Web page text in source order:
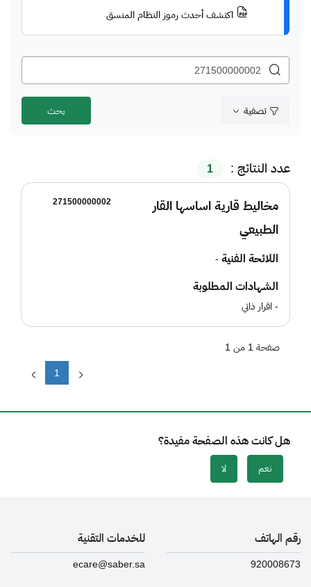
اكتشف أحدث رموز النظام المنسق
تصفية
عدد النتائج : 1
271500000002
مخاليط قارية اساسها القار
الطبيعي
اللائحة الفنية -
الشهادات المطلوبة
- اقرار ذاتي
1
صفحة 1 من 1
هل كانت هذه الصفحة مفيدة؟
نعم لا
رقم الهاتف
920008673
للخدمات التقنية
ecare@saber.sa